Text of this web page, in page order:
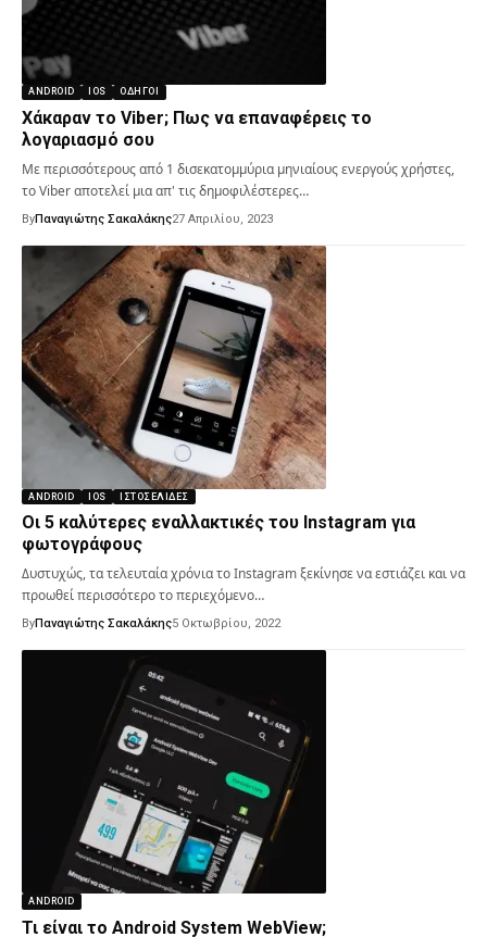
ANDROID IOS ΟΔΗΓΟΊ
Χάκαραν το Viber; Πως να επαναφέρεις το
λογαριασμό σου
Με περισσότερους από 1 δισεκατομμύρια μηνιαίους ενεργούς χρήστες,
το Viber αποτελεί μια απ' τις δημοφιλέστερες…
ByΠαναγιώτης Σακαλάκης27 Απριλίου, 2023
ANDROID IOS ΙΣΤΟΣΕΛΊΔΕΣ
Οι 5 καλύτερες εναλλακτικές του Instagram για
φωτογράφους
Δυστυχώς, τα τελευταία χρόνια το Instagram ξεκίνησε να εστιάζει και να
προωθεί περισσότερο το περιεχόμενο…
ByΠαναγιώτης Σακαλάκης5 Οκτωβρίου, 2022
ANDROID
Τι είναι το Android System WebView;